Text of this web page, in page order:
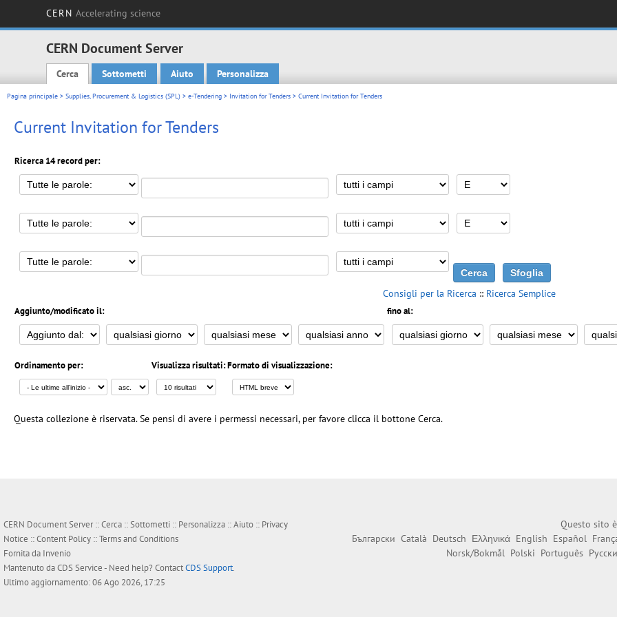
CERN Accelerating science
CERN Document Server
Main menu
Cerca Sottometti Aiuto Personalizza
Pagina principale > Supplies, Procurement & Logistics (SPL) > e-Tendering > Invitation for Tenders > Current Invitation for Tenders
Current Invitation for Tenders
Ricerca 14 record per:
Consigli per la Ricerca :: Ricerca Semplice
Aggiunto/modificato il: fino al:
Ordinamento per: Visualizza risultati:Formato di visualizzazione:
Questa collezione è riservata. Se pensi di avere i permessi necessari, per favore clicca il bottone Cerca.
CERN Document Server ::Cerca ::Sottometti :: Personalizza ::Aiuto :: Privacy
Notice ::Content Policy ::Terms and Conditions
Fornita da Invenio
Mantenuto daCDS Service- Need help? ContactCDS Support.
Ultimo aggiornamento: 06 Ago 2026, 17:25
Questo sito
Български Català Deutsch Ελληνικά English Español
Norsk/Bokmål Polski Português